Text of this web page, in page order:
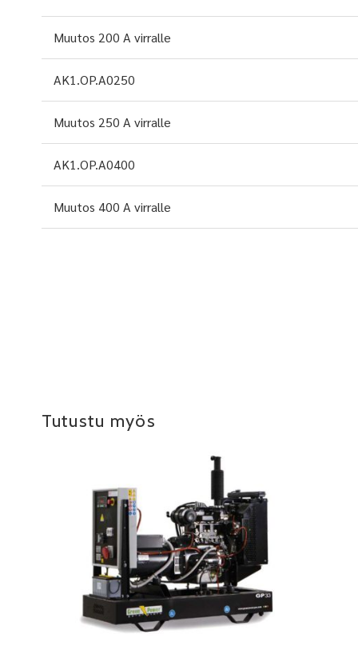
Muutos 200 A virralle
AK1.OP.A0250
Muutos 250 A virralle
AK1.OP.A0400
Muutos 400 A virralle
Tutustu myös